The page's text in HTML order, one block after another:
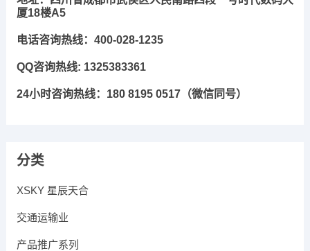
厦18楼A5
电话咨询热线：400-028-1235
QQ咨询热线: 1325383361
24小时咨询热线：180 8195 0517（微信同号）
分类
XSKY 星辰天合
交通运输业
产品推广系列